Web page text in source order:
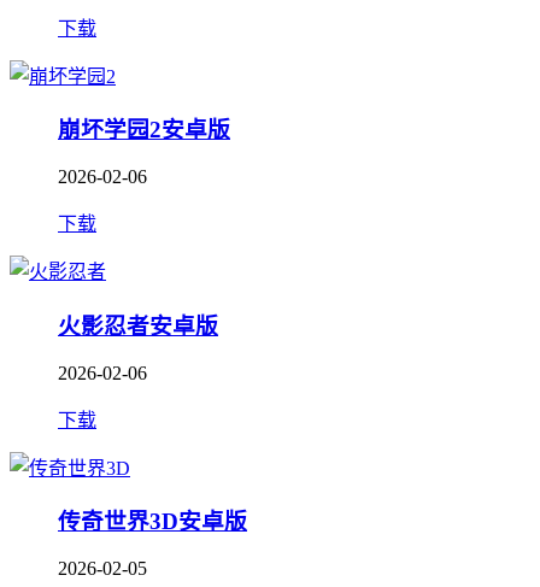
下载
崩坏学园2安卓版
2026-02-06
下载
火影忍者安卓版
2026-02-06
下载
传奇世界3D安卓版
2026-02-05